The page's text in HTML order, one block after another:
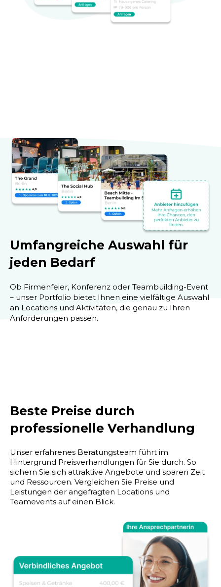
Umfangreiche Auswahl für
jeden Bedarf
Ob Firmenfeier, Konferenz oder Teambuilding-Event
– unser Portfolio bietet Ihnen eine vielfältige Auswahl
an Locations und Aktivitäten, die genau zu Ihren
Anforderungen passen.
Beste Preise durch
professionelle Verhandlung
Unser erfahrenes Beratungsteam führt im
Hintergrund Preisverhandlungen für Sie durch. So
sichern Sie sich attraktive Angebote und sparen Zeit
und Ressourcen. Vergleichen Sie Preise und
Leistungen der angefragten Locations und
Teamevents auf einen Blick.